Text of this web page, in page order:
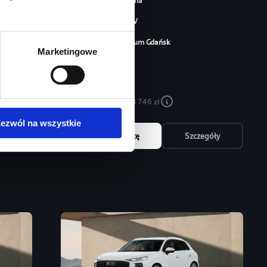
Marketingowe
na wszystkie
SUV
Audi Centrum Gdańsk
254 460 zł
213 746 zł
Najniższa cena:213 746 zł
Zapytaj o ofertę Szczegóły